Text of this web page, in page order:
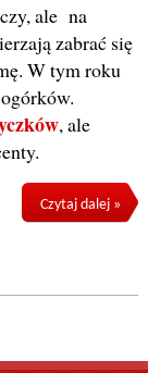
ale na
zabrać się
W tym roku
, ale
Czytaj dalej »